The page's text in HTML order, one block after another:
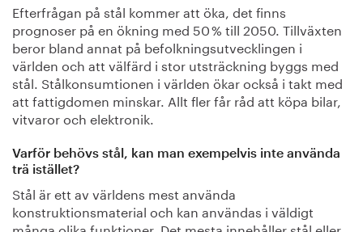
Efterfrågan på stål kommer att öka, det finns
prognoser på en ökning med 50 % till 2050. Tillväxten
beror bland annat på befolkningsutvecklingen i
världen och att välfärd i stor utsträckning byggs med
stål. Stålkonsumtionen i världen ökar också i takt med
att fattigdomen minskar. Allt fler får råd att köpa bilar,
vitvaror och elektronik.
Varför behövs stål, kan man exempelvis inte använda
trä istället?
Stål är ett av världens mest använda
konstruktionsmaterial och kan användas i väldigt